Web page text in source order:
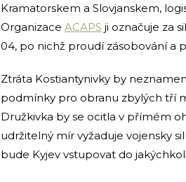
Kramatorskem a Slovjanskem,
Organizace ACAPS ji označuje za
04, po nichž proudí zásobování a
Ztráta Kostiantynivky by
podmínky pro obranu zbylých tří
Družkivka by se ocitla v přímém
udržitelný mír vyžaduje vojensky
bude Kyjev vstupovat do